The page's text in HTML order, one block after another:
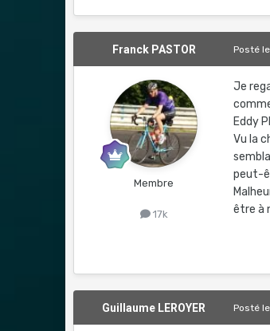
Franck PASTOR
Membre
17k
Posté
Je
Eddy
Vu la
peut-
être à
Guillaume LEROYER Posté